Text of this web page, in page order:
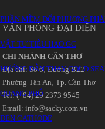
PHẦN MỀM ĐỔI PHƯƠNG
VẬT TƯ TIÊU HAO GC
HƯỚNG DẪN THAY GOLD
QUANG PHỔ
ĐÈN CATHODE
VĂN PHÒNG ĐẠI DIỆN
CHI NHÁNH CẦN THƠ
Địa chỉ: Số 6‚ Đường B22
Phường Tân An‚ Tp. Cần Thơ
Tel: (+84) 29 2373 9545
Email: info@sacky.com.vn